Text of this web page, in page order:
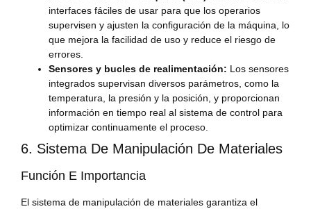
interfaces fáciles de usar para que los operarios
supervisen y ajusten la configuración de la máquina, lo
que mejora la facilidad de uso y reduce el riesgo de
errores.
Sensores y bucles de realimentación: Los sensores
integrados supervisan diversos parámetros, como la
temperatura, la presión y la posición, y proporcionan
información en tiempo real al sistema de control para
optimizar continuamente el proceso.
6. Sistema De Manipulación De Materiales
Función E Importancia
El sistema de manipulación de materiales garantiza el